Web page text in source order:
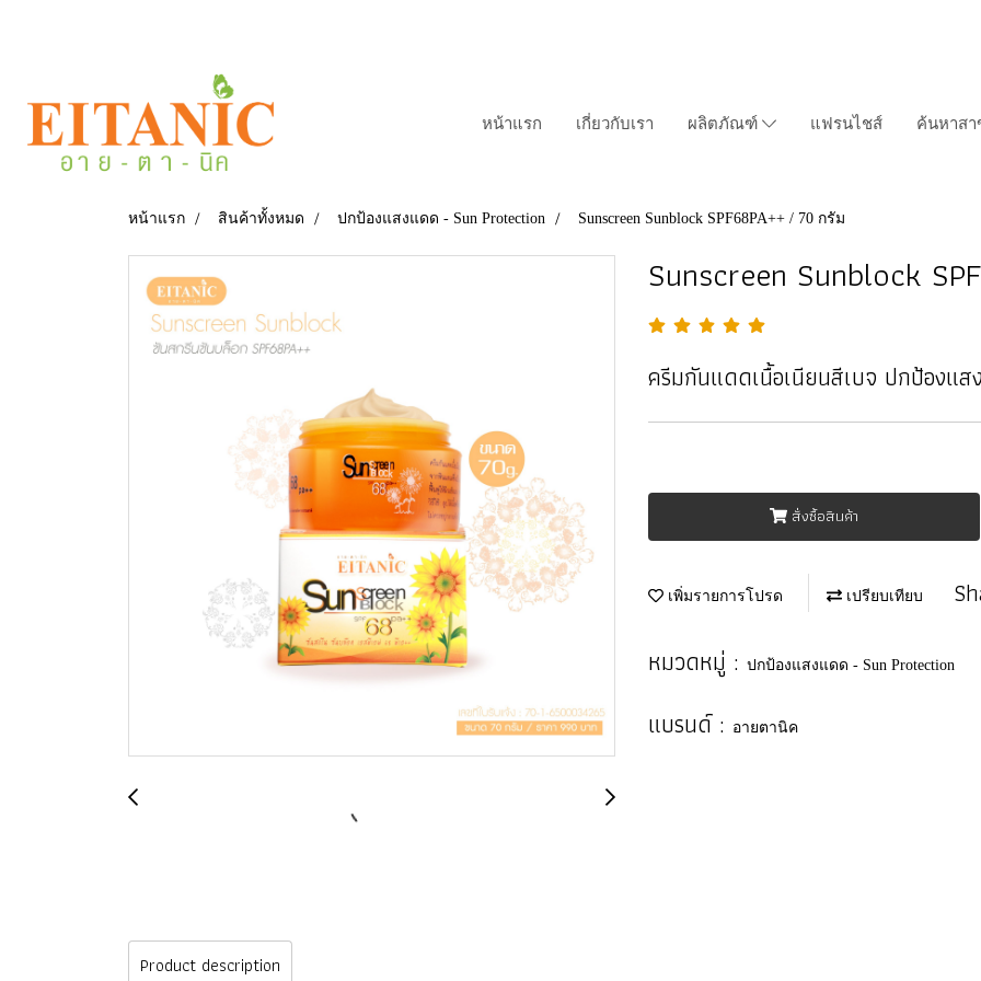
หน้าแรก เกี่ยวกับเรา ผลิตภัณฑ์ แฟรนไชส์ ค้นหาส
หน้าแรก สินค้าทั้งหมด ปกป้องแสงแดด - Sun Protection Sunscreen Sunblock SPF68PA++ / 70 กรัม
Sunscreen Sunblock
ครีมกันแดดเนื้อเนียนสีเบจ ปกป้องแ
สั่งซื้อสินค้า
เพิ่มรายการโปรด เปรียบเทียบ
หมวดหมู่ : ปกป้องแสงแดด - Sun Protection
แบรนด์ : อายตานิค
Product description